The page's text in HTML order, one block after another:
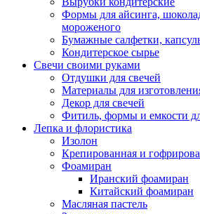
Формы для айсинга,
мороженого
Бумажные салфетки,
Кондитерское сырье
Свечи своими руками
Отдушки для свечей
Материалы для
Декор для свечей
Фитиль, формы и емкости
Лепка и флористика
Изолон
Крепированная и
Фоамиран
Иранский фоамиран
Китайский фоамиран
Масляная пастель